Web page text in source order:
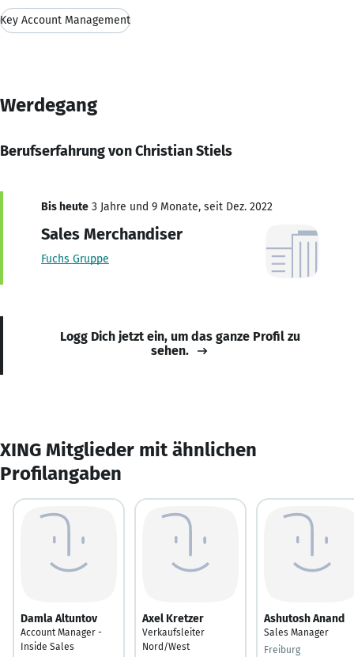
Key Account Management
Werdegang
Berufserfahrung von Christian Stiels
Bis heute 3 Jahre und 9 Monate, seit Dez. 2022
Sales Merchandiser
Fuchs Gruppe
Logg Dich jetzt ein, um das ganze Profil zu
sehen.
XING Mitglieder mit ähnlichen
Profilangaben
Damla Altuntov
Account Manager -
Inside Sales
Axel Kretzer
Verkaufsleiter
Nord/West
Ashutosh Anand
Sales Manager
Freiburg